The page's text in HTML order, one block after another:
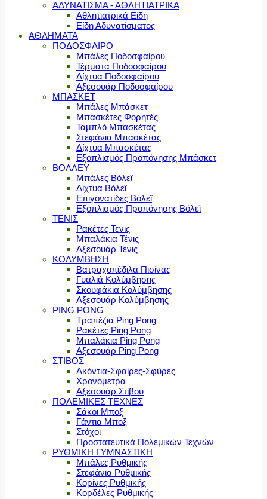
ΑΔΥΝΑΤΙΣΜΑ - ΑΘΛΗΤΙΑΤΡΙΚΑ
Αθλητιατρικά Είδη
Είδη Αδυνατίσματος
ΑΘΛΗΜΑΤΑ
ΠΟΔΟΣΦΑΙΡΟ
Μπάλες Ποδοσφαίρου
Τέρματα Ποδοσφαίρου
Δίχτυα Ποδοσφαίρου
Αξεσουάρ Ποδοσφαίρου
ΜΠΑΣΚΕΤ
Μπάλες Μπάσκετ
Μπασκέτες Φορητές
Ταμπλό Μπασκέτας
Στεφάνια Μπασκέτας
Δίχτυα Μπασκέτας
Εξοπλισμός Προπόνησης Μπάσκετ
ΒΟΛΛΕΥ
Μπάλες Βόλεϊ
Δίχτυα Βόλεϊ
Επιγονατίδες Βόλεϊ
Εξοπλισμός Προπόνησης Βόλεϊ
ΤΕΝΙΣ
Ρακέτες Τενις
Μπαλάκια Τένις
Αξεσουάρ Τένις
ΚΟΛΥΜΒΗΣΗ
Βατραχοπέδιλα Πισίνας
Γυαλιά Κολύμβησης
Σκουφάκια Κολύμβησης
Αξεσουάρ Κολύμβησης
PING PONG
Τραπέζια Ping Pong
Ρακέτες Ping Pong
Μπαλάκια Ping Pong
Αξεσουάρ Ping Pong
ΣΤΙΒΟΣ
Ακόντια-Σφαίρες-Σφύρες
Χρονόμετρα
Αξεσουάρ Στίβου
ΠΟΛΕΜΙΚΕΣ ΤΕΧΝΕΣ
Σάκοι Μποξ
Γάντια Μποξ
Στόχοι
Προστατευτικά Πολεμικών Τεχνών
ΡΥΘΜΙΚΗ ΓΥΜΝΑΣΤΙΚΗ
Μπάλες Ρυθμικής
Στεφάνια Ρυθμικής
Κορίνες Ρυθμικής
Κορδέλες Ρυθμικής